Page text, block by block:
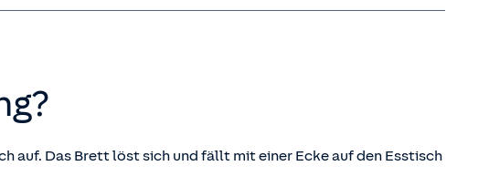
auf. Das Brett löst sich und fällt mit einer Ecke auf den Esstisch